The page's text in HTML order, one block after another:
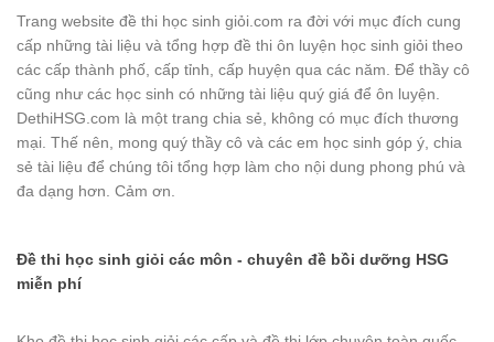
Trang website đề thi học sinh giỏi.com ra đời với mục đích cung
cấp những tài liệu và tổng hợp đề thi ôn luyện học sinh giỏi theo
các cấp thành phố, cấp tỉnh, cấp huyện qua các năm. Để thầy cô
cũng như các học sinh có những tài liệu quý giá để ôn luyện.
DethiHSG.com là một trang chia sẻ, không có mục đích thương
mại. Thế nên, mong quý thầy cô và các em học sinh góp ý, chia
sẻ tài liệu để chúng tôi tổng hợp làm cho nội dung phong phú và
đa dạng hơn. Cảm ơn.
Đề thi học sinh giỏi các môn - chuyên đề bồi dưỡng HSG
miễn phí